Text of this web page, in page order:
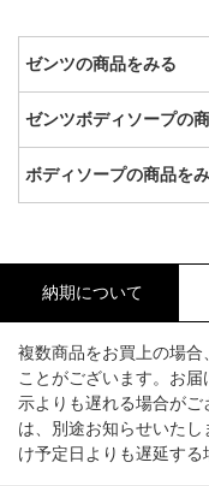
ゼンツの商品をみる
ゼンツボディソープの
ボディソープの商品を
納期について
複数商品をお買上の場合
ことがございます。お
示よりも遅れる場合が
は、別途お知らせいた
け予定日よりも遅延する